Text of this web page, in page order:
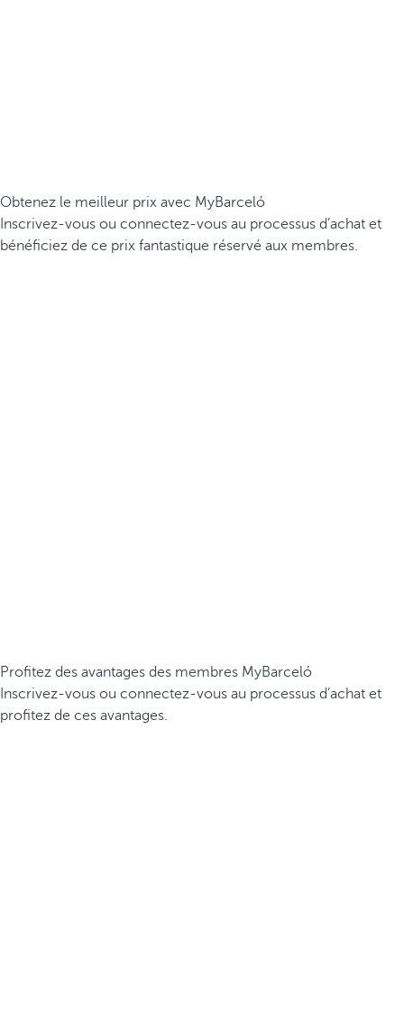
Obtenez le meilleur prix avec MyBarceló
Inscrivez-vous ou connectez-vous au processus d’achat et
bénéficiez de ce prix fantastique réservé aux membres.
Profitez des avantages des membres MyBarceló
Inscrivez-vous ou connectez-vous au processus d’achat et
profitez de ces avantages.